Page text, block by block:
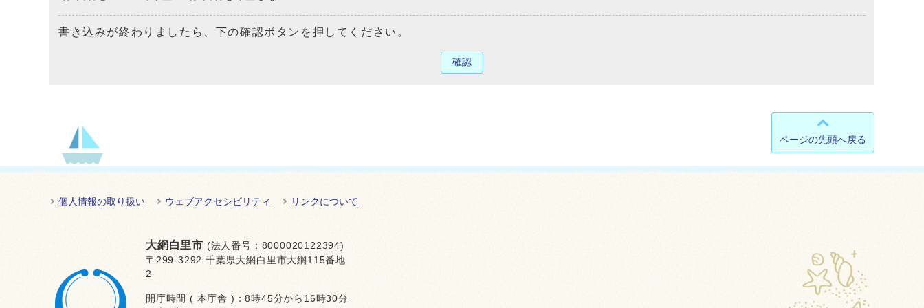
書き込みが終わりましたら、下の確認ボタンを押してください。
確認
ページの先頭へ戻る
個人情報の取り扱い ウェブアクセシビリティ リンクについて
大網白里市 (法人番号：8000020122394)
〒299-3292 千葉県大網白里市大網115番地
2
開庁時間 ( 本庁舎 )：8時45分から16時30分